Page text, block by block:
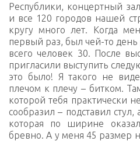
Республики, концертный
и все 120 городов нашей
кругу много лет. Когда
первый раз, был чей-то
всего человек 30. После
пригласили выступить
это было! Я такого не
плечом к плечу – битком.
которой тебя практически
сообразил – подставил стул,
которая по ширине
бревно. А у меня 45 размер